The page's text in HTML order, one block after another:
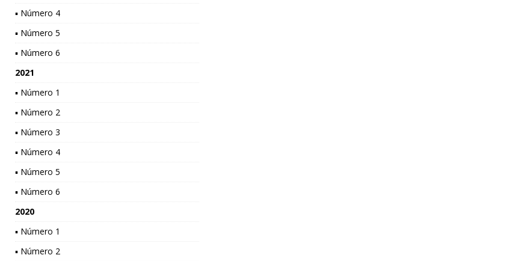
▪ Número 4
▪ Número 5
▪ Número 6
2021
▪ Número 1
▪ Número 2
▪ Número 3
▪ Número 4
▪ Número 5
▪ Número 6
2020
▪ Número 1
▪ Número 2